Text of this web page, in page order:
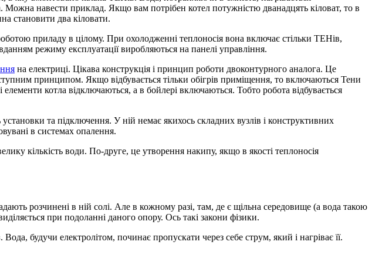
Можна навести приклад. Якщо вам потрібен котел потужністю дванадцять кіловат, то в
становити два кіловати.
приладу в цілому. При охолодженні теплоносія вона включає стільки ТЕНів,
режиму експлуатації виробляються на панелі управління.
на електриці. Цікава конструкція і принцип роботи двоконтурного аналога. Це
принципом. Якщо відбувається тільки обігрів приміщення, то включаються Тени
елементи котла відключаються, а в бойлері включаються. Тобто робота відбувається
та підключення. У ній немає якихось складних вузлів і конструктивних
в системах опалення.
кількість води. По-друге, це утворення накипу, якщо в якості теплоносія
розчинені в ній солі. Але в кожному разі, там, де є щільна середовище (а вода такою
при подоланні даного опору. Ось такі закони фізики.
будучи електролітом, починає пропускати через себе струм, який і нагріває її.